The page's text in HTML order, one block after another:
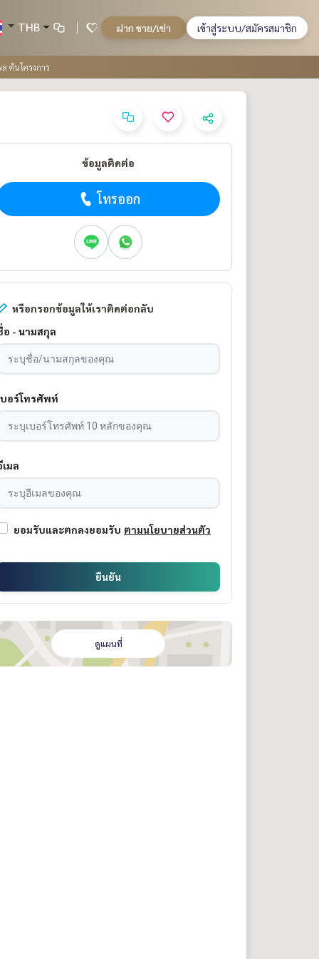
THB ฝาก ขาย/เช่า เข้าสู่ระบบ/สมัครสมาชิก
ต้นโครงการ
ข้อมูลติดต่อ
โทรออก
หรือกรอกข้อมูลให้เราติดต่อกลับ
อ - นามสกุล
บอร์โทรศัพท์
มล
ยอมรับและตกลงยอมรับ ตามนโยบายส่วนตัว
ยืนยัน
ดูแผนที่